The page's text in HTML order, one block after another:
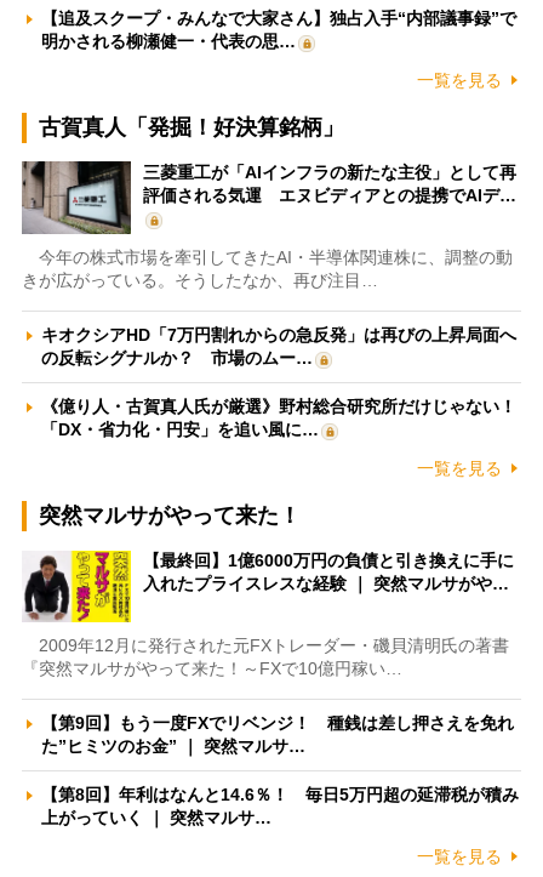
【追及スクープ・みんなで大家さん】独占入手“内部議事録”で
明かされる柳瀬健一・代表の思…
一覧を見る
古賀真人「発掘！好決算銘柄」
三菱重工が「AIインフラの新たな主役」として再
評価される気運 エヌビディアとの提携でAIデ…
今年の株式市場を牽引してきたAI・半導体関連株に、調整の動
きが広がっている。そうしたなか、再び注目…
キオクシアHD「7万円割れからの急反発」は再びの上昇局面へ
の反転シグナルか？ 市場のムー…
《億り人・古賀真人氏が厳選》野村総合研究所だけじゃない！
「DX・省力化・円安」を追い風に…
一覧を見る
突然マルサがやって来た！
【最終回】1億6000万円の負債と引き換えに手に
入れたプライスレスな経験 ｜ 突然マルサがや…
2009年12月に発行された元FXトレーダー・磯貝清明氏の著書
『突然マルサがやって来た！～FXで10億円稼い…
【第9回】もう一度FXでリベンジ！ 種銭は差し押さえを免れ
た”ヒミツのお金” ｜ 突然マルサ…
【第8回】年利はなんと14.6％！ 毎日5万円超の延滞税が積み
上がっていく ｜ 突然マルサ…
一覧を見る